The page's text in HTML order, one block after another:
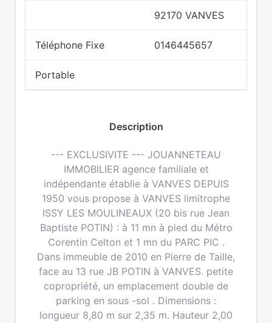
92170 VANVES
Téléphone Fixe 0146445657
Portable
Description
--- EXCLUSIVITE --- JOUANNETEAU
IMMOBILIER agence familiale et
indépendante établie à VANVES DEPUIS
1950 vous propose à VANVES limitrophe
ISSY LES MOULINEAUX (20 bis rue Jean
Baptiste POTIN) : à 11 mn à pied du Métro
Corentin Celton et 1 mn du PARC PIC .
Dans immeuble de 2010 en Pierre de Taille,
face au 13 rue JB POTIN à VANVES. petite
copropriété, un emplacement double de
parking en sous -sol . Dimensions :
longueur 8,80 m sur 2,35 m. Hauteur 2,00